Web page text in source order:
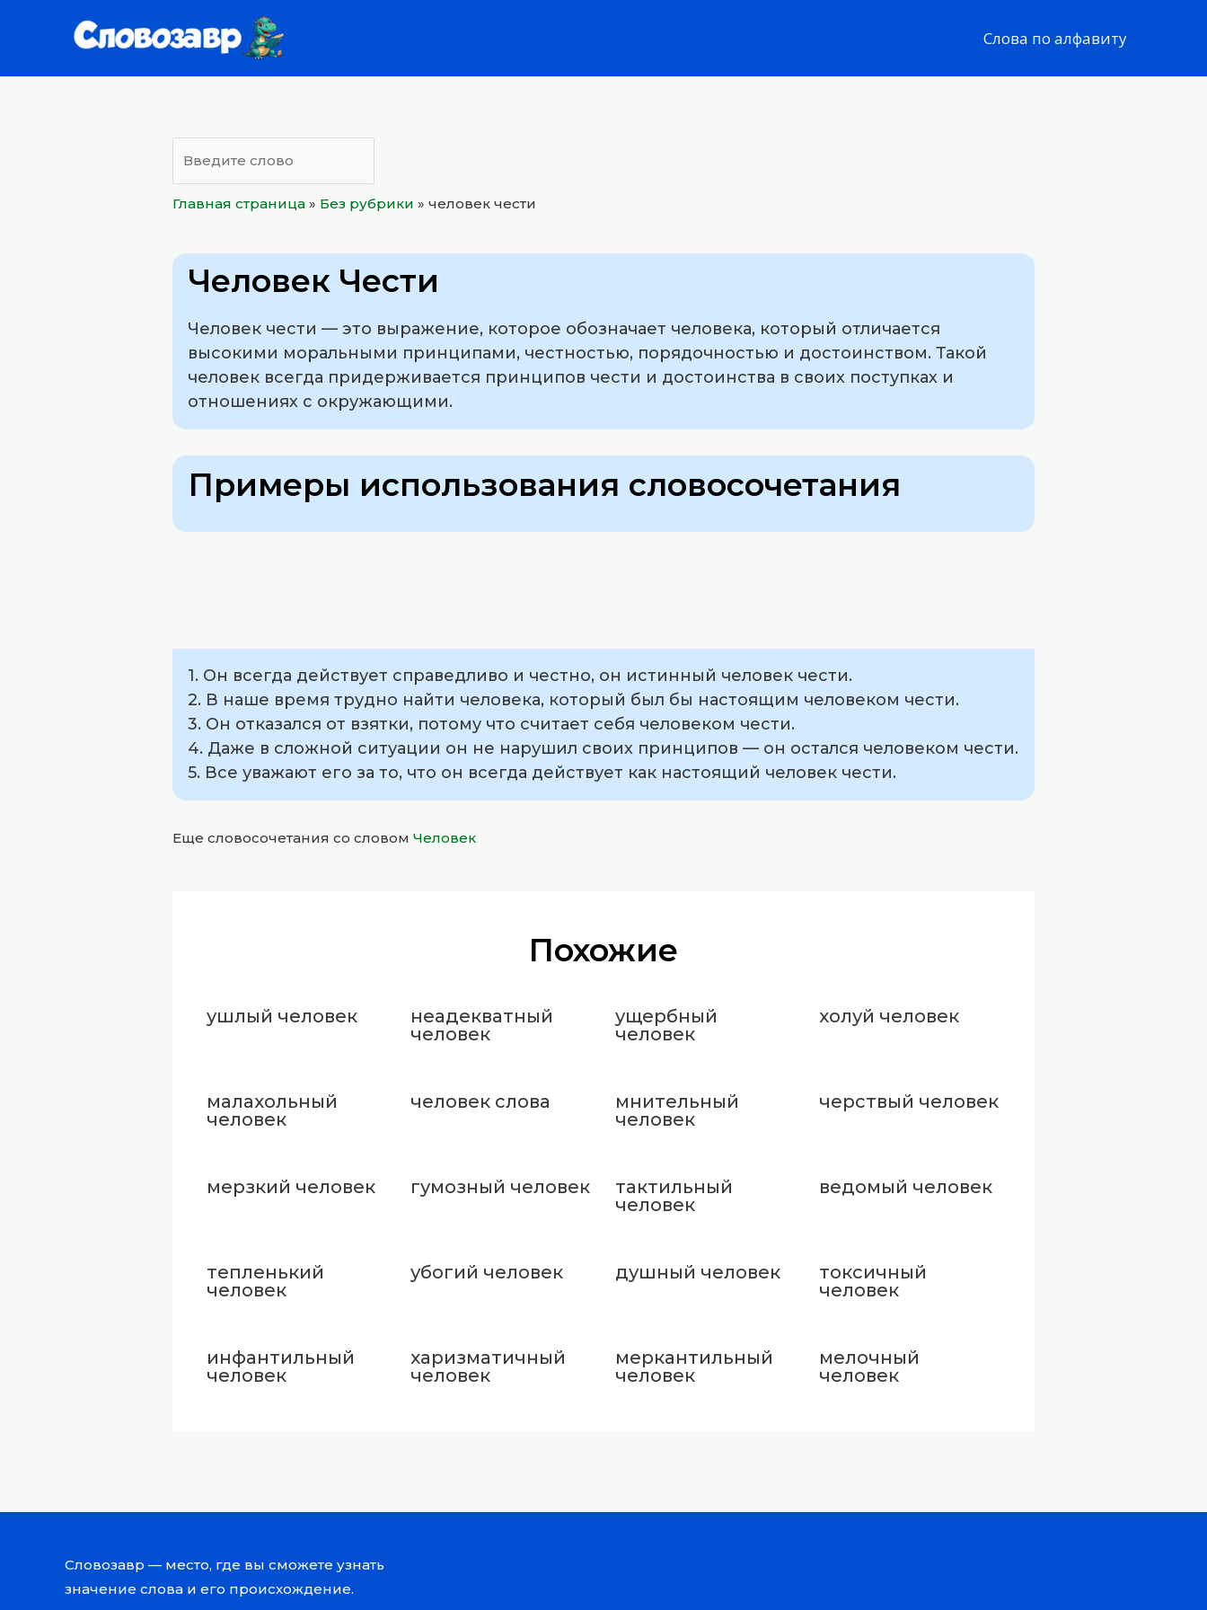
Слова по алфавиту
Главная страница » Без рубрики » человек чести
Человек Чести
Человек чести — это выражение, которое обозначает человека, который отличается
высокими моральными принципами, честностью, порядочностью и достоинством. Такой
человек всегда придерживается принципов чести и достоинства в своих поступках и
отношениях с окружающими.
Примеры использования словосочетания
1. Он всегда действует справедливо и честно, он истинный человек чести.
2. В наше время трудно найти человека, который был бы настоящим человеком чести.
3. Он отказался от взятки, потому что считает себя человеком чести.
4. Даже в сложной ситуации он не нарушил своих принципов — он остался человеком чести.
5. Все уважают его за то, что он всегда действует как настоящий человек чести.
Еще словосочетания со словом Человек
Похожие
ушлый человек
неадекватный
человек
ущербный
человек
холуй человек
малахольный
человек
человек слова
мнительный
человек
черствый человек
мерзкий человек гумозный человек
тактильный
человек
ведомый человек
тепленький
человек
убогий человек душный человек
токсичный
человек
инфантильный
человек
харизматичный
человек
меркантильный
человек
мелочный
человек
Словозавр — место, где вы сможете узнать
значение слова и его происхождение.